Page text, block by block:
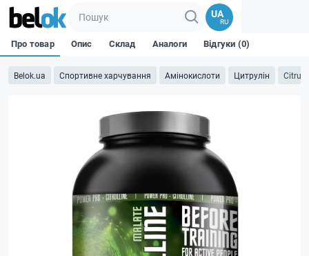
UA
RU
Belok.ua Спортивне харчування Амінокислоти Цитрулін
Про товар Опис Склад Аналоги Відгуки (0)